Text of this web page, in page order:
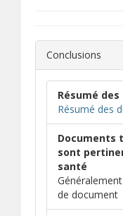
Conclusions
Résumé
Résumé des
Documents
sont
santé
de document